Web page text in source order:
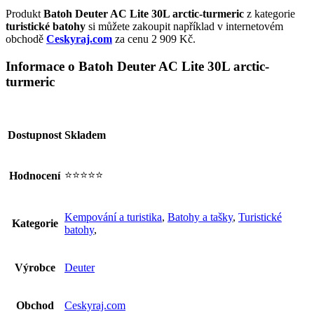
Produkt Batoh Deuter AC Lite 30L arctic-turmeric z kategorie
turistické batohy si můžete zakoupit například v internetovém
obchodě Ceskyraj.com za cenu 2 909 Kč.
Informace o Batoh Deuter AC Lite 30L arctic-
turmeric
Dostupnost Skladem
Hodnocení ⭐⭐⭐⭐⭐
Kategorie
Kempování a turistika, Batohy a tašky, Turistické
batohy,
Výrobce Deuter
Obchod Ceskyraj.com